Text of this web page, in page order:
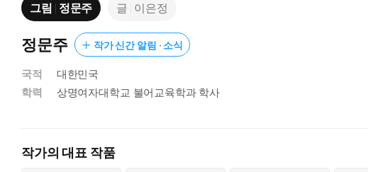
그림 정문주 글 이은정
정문주 작가 신간 알림 · 소식
국적
대한민국
학력
상명여자대학교 불어교육학과 학사
작가의 대표 작품